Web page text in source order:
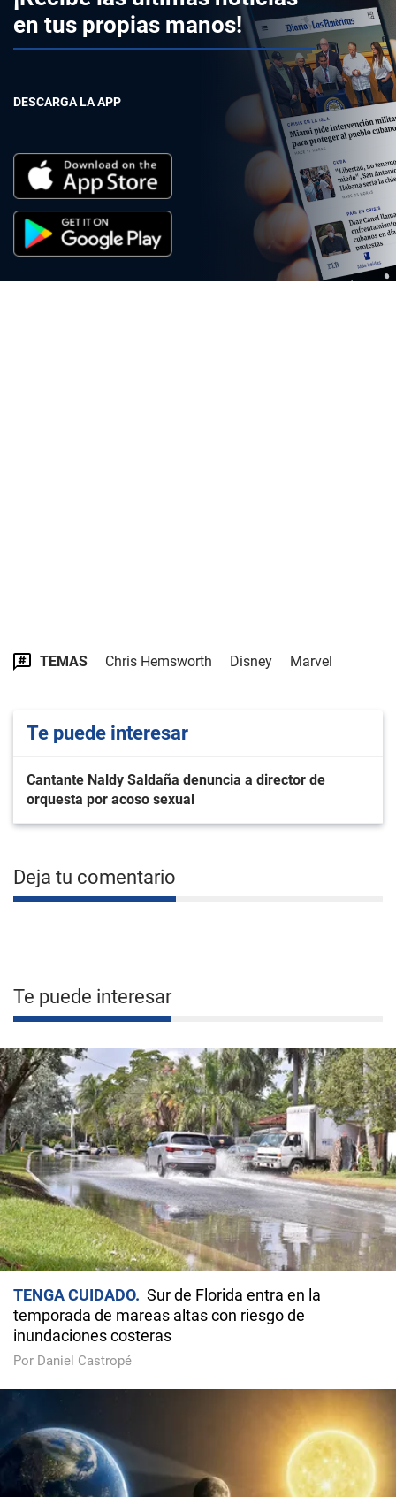
en tus propias manos!
DESCARGA LA APP
TEMAS Chris Hemsworth Disney Marvel
Te puede interesar
Cantante Naldy Saldaña denuncia a director de
orquesta por acoso sexual
Deja tu comentario
Te puede interesar
TENGA CUIDADO
Sur de Florida entra en la
temporada de mareas altas con riesgo de
inundaciones costeras
Por Daniel Castropé